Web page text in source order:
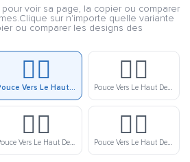
voir sa page, la copier ou comparer
sur n'importe quelle variante
ou comparer les designs des
👍🏻
Pouce Vers Le Haut De Couleur Clair
👍🏼
Pouce Vers Le Haut De Couleur Lègerement Clair
👍🏾
Pouce Vers Le Haut De Couleur Lègerement Foncé
👍🏿
Pouce Vers Le Haut De Couleur Foncé